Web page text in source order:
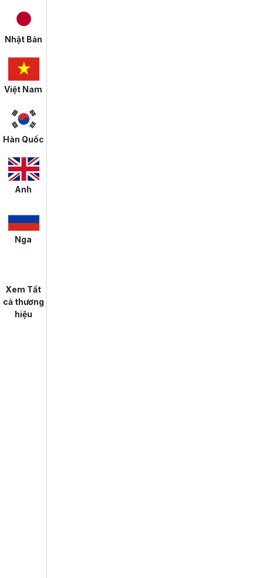
Nhật Bản
Việt Nam
Hàn Quốc
Anh
Nga
Xem Tất
cả thương
hiệu